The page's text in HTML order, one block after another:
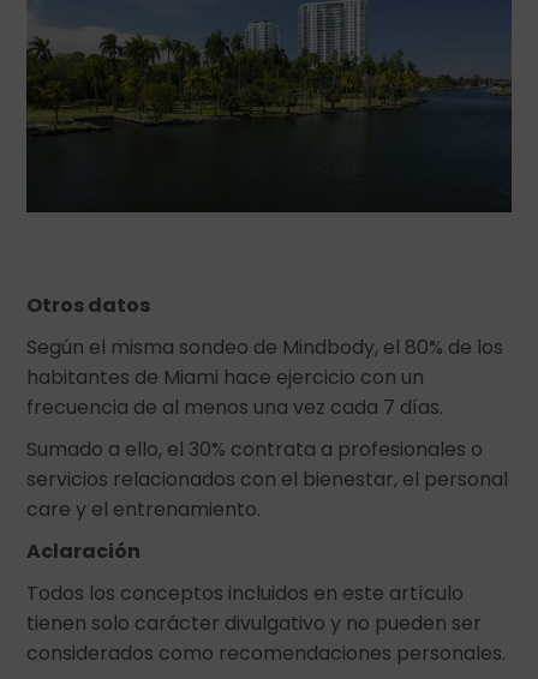
Otros datos
Según el misma sondeo de Mindbody, el 80% de los
habitantes de Miami hace ejercicio con un
frecuencia de al menos una vez cada 7 días.
Sumado a ello, el 30% contrata a profesionales o
servicios relacionados con el bienestar, el personal
care y el entrenamiento.
Aclaración
Todos los conceptos incluidos en este artículo
tienen solo carácter divulgativo y no pueden ser
considerados como recomendaciones personales.